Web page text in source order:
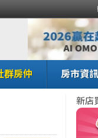
群房仲 房市資訊
新店